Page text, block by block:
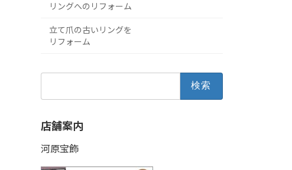
リングへのリフォーム
立て爪の古いリングを
リフォーム
店舗案内
河原宝飾